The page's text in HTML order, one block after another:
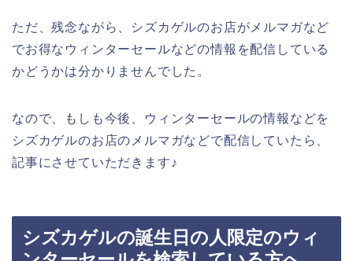
ただ、残念ながら、シズカゲルのお店がメルマガなど
でお得なウィンターセールなどの情報を配信している
かどうかは分かりませんでした。
なので、もしも今後、ウィンターセールの情報などを
シズカゲルのお店のメルマガなどで配信していたら、
記事にさせていただきます♪
シズカゲルの誕生日の人限定のウィ